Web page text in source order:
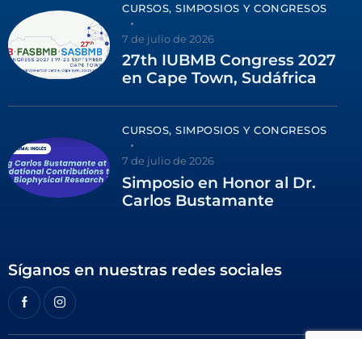
CURSOS, SIMPOSIOS Y CONGRESOS
7 de julio de 2026
27th IUBMB Congress 2027
en Cape Town, Sudáfrica
CURSOS, SIMPOSIOS Y CONGRESOS
7 de julio de 2026
Simposio en Honor al Dr.
Carlos Bustamante
Síganos en nuestras redes sociales